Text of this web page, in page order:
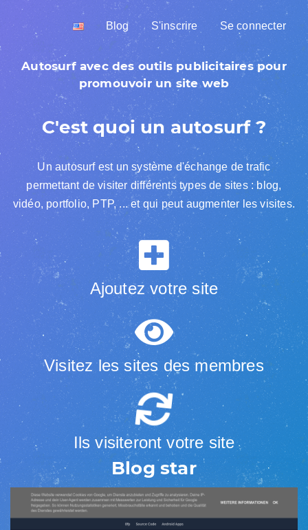
Blog S'inscrire Se connecter
Autosurf avec des outils publicitaires pour
promouvoir un site web
C'est quoi un autosurf ?
Un autosurf est un système d'échange de trafic
permettant de visiter différents types de sites : blog,
vidéo, portfolio, PTP, ... et qui peut augmenter les visites.
Ajoutez votre site
Visitez les sites des membres
Ils visiteront votre site
Blog star